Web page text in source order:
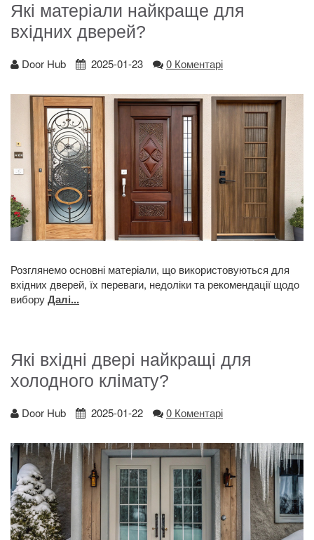
Які матеріали найкраще для
вхідних дверей?
Door Hub 2025-01-23 0 Коментарі
Розглянемо основні матеріали, що використовуються для
вхідних дверей, їх переваги, недоліки та рекомендації щодо
виборуДалі...
Які вхідні двері найкращі для
холодного клімату?
Door Hub 2025-01-22 0 Коментарі